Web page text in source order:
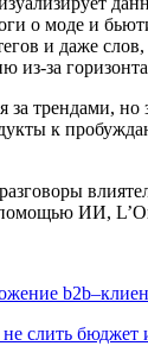
о моде и
и даже
из-за
за трендами,
к
ИИ,
слить бюджет